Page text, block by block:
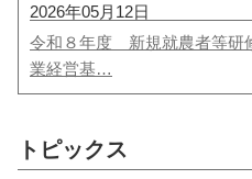
2026年05月12日
令和８年度 新規就農者等研
業経営基…
トピックス